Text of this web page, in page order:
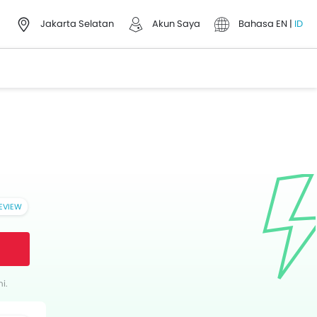
Jakarta Selatan Akun Saya Bahasa EN | ID